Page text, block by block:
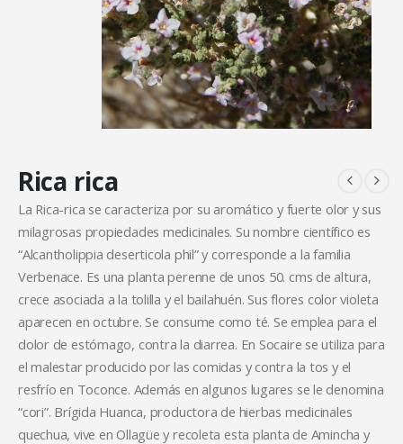
Rica rica
La Rica-rica se caracteriza por su aromático y fuerte olor y sus
milagrosas propiedades medicinales. Su nombre científico es
“Alcantholippia deserticola phil” y corresponde a la familia
Verbenace. Es una planta perenne de unos 50. cms de altura,
crece asociada a la tolilla y el bailahuén. Sus flores color violeta
aparecen en octubre. Se consume como té. Se emplea para el
dolor de estómago, contra la diarrea. En Socaire se utiliza para
el malestar producido por las comidas y contra la tos y el
resfrío en Toconce. Además en algunos lugares se le denomina
“cori”. Brígida Huanca, productora de hierbas medicinales
quechua, vive en Ollagüe y recoleta esta planta de Amincha y